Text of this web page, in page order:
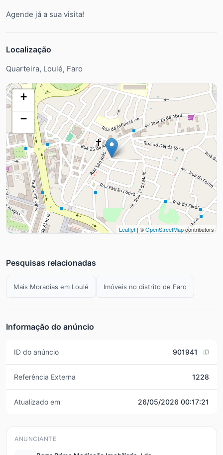
Agende já a sua visita!
Localização
Quarteira, Loulé, Faro
+
−
Leaflet | ©OpenStreetMapcontributors
Pesquisas relacionadas
Mais Moradias em Loulé Imóveis no distrito de Faro
Informação do anúncio
ID do anúncio 901941
Referência Externa 1228
Atualizado em 26/05/2026 00:17:21
ANUNCIANTE